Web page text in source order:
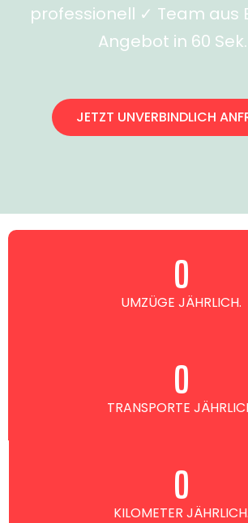
professionell ✓ Team aus
Angebot in 60
JETZT UNVERBINDLICH
UMZÜGE JÄHRLICH.
0
TRANSPORTE
0
KILOMETER JÄHRLICH.
0